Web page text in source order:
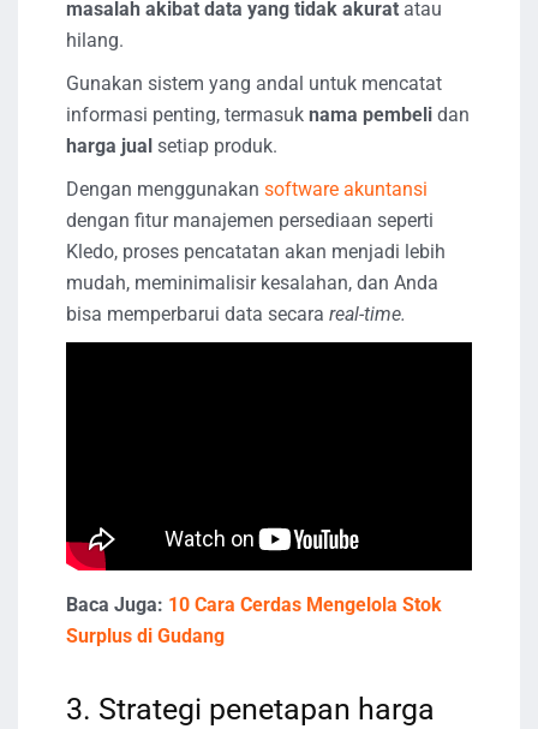
masalah akibat data yang tidak akurat atau
hilang.
Gunakan sistem yang andal untuk mencatat
informasi penting, termasuk nama pembeli dan
harga jual setiap produk.
Dengan menggunakan software akuntansi
dengan fitur manajemen persediaan seperti
Kledo, proses pencatatan akan menjadi lebih
mudah, meminimalisir kesalahan, dan Anda
bisa memperbarui data secara real-time.
Baca Juga: 10 Cara Cerdas Mengelola Stok
Surplus di Gudang
3. Strategi penetapan harga